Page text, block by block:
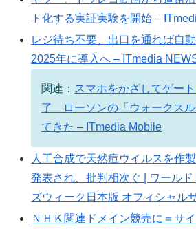
ト化する実証実験を開始 –
レジ待ち不要、出口を通れば自
2025年に導入へ – ITmedia
関連： スマホをかざしてゲー
了 ローソンの「ウォークスル
てきた – ITmedia Mobile
人工合成で天然痘ウイルスを作
発表され、批判相次ぐ | ワール
ズウィーク日本版 オフィシャル
ＮＨＫ関連ドメイン競売に＝サ